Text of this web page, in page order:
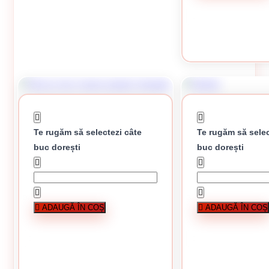
În stoc
Drisca inox maner plastic dreapta
16.39 lei / buc
Te rugăm să selectezi câte
buc dorești
ADAUGĂ ÎN COȘ
Grebla
20.08
Te rugăm să
buc dorești
ADAUGĂ ÎN COȘ